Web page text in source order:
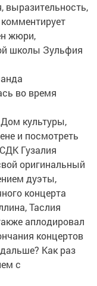
выразительность,
жюри,
школы Зульфия
во время
культуры,
и посмотреть
Гузалия
оригинальный
дуэты,
концерта
Таслия
аплодировал
концертов
Как раз
с